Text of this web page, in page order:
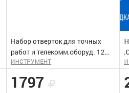
Набор отверток для точных
работ и телекомм.оборуд. 12
пред.KRAFTOOL X-Telecom
ИНСТРУМЕНТ
1797